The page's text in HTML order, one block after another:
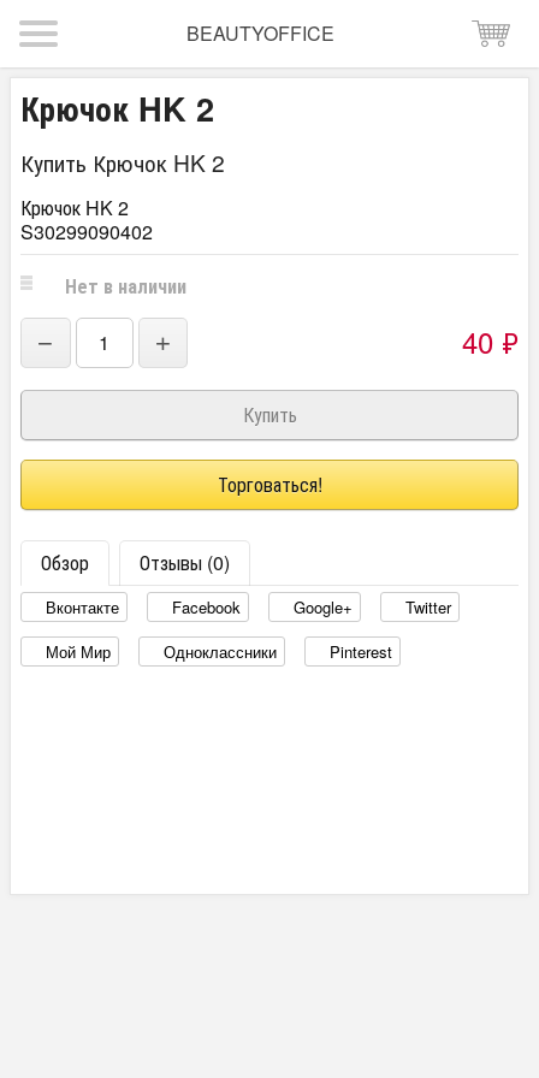
BEAUTYOFFICE
Крючок HK 2
Купить Крючок HK 2
Крючок HK 2
S30299090402
Нет в наличии
− + 40 ₽
Торговаться!
Обзор Отзывы (0)
Вконтакте Facebook Google+
Twitter
Мой Мир
Одноклассники Pinterest